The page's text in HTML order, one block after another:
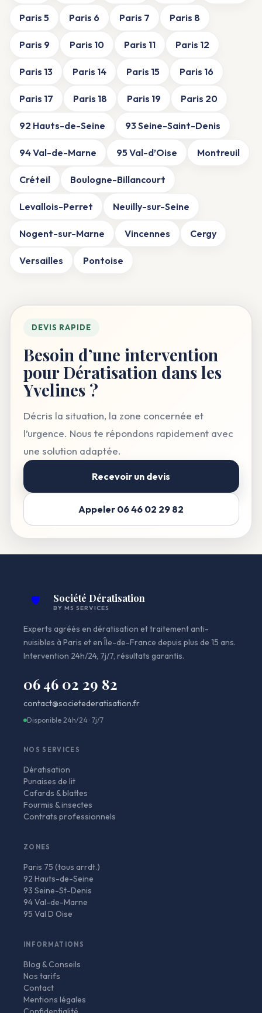
Paris 5 Paris 6 Paris 7 Paris 8
Paris 9 Paris 10 Paris 11 Paris 12
Paris 13 Paris 14 Paris 15 Paris 16
Paris 17 Paris 18 Paris 19 Paris 20
92 Hauts-de-Seine 93 Seine-Saint-Denis
94 Val-de-Marne 95 Val-d’Oise Montreuil
Créteil Boulogne-Billancourt
Levallois-Perret Neuilly-sur-Seine
Nogent-sur-Marne Vincennes Cergy
Versailles Pontoise
DEVIS RAPIDE
Besoin d’une intervention
pour Dératisation dans les
Yvelines ?
Décris la situation, la zone concernée et
l’urgence. Nous te répondons rapidement avec
une solution adaptée.
Recevoir un devis
Appeler 06 46 02 29 82
🛡️ Société Dératisation
BY MS SERVICES
Experts agréés en dératisation et traitement anti-
nuisibles à Paris et en Île-de-France depuis plus de 15 ans.
Intervention 24h/24, 7j/7, résultats garantis.
06 46 02 29 82
contact@societederatisation.fr
Disponible 24h/24 · 7j/7
NOS SERVICES
Dératisation
Punaises de lit
Cafards & blattes
Fourmis & insectes
Contrats professionnels
ZONES
Paris 75 (tous arrdt.)
92 Hauts-de-Seine
93 Seine-St-Denis
94 Val-de-Marne
95 Val D Oise
INFORMATIONS
Blog & Conseils
Nos tarifs
Contact
Mentions légales